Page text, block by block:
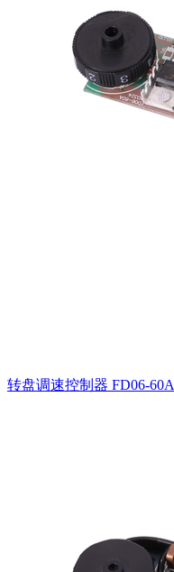
转盘调速控制器 FD06-60A